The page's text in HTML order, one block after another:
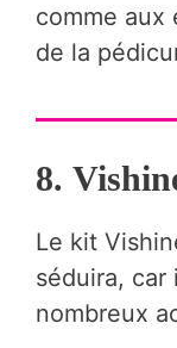
comme aux
de la
8.
Le kit
séduira, car
nombreux